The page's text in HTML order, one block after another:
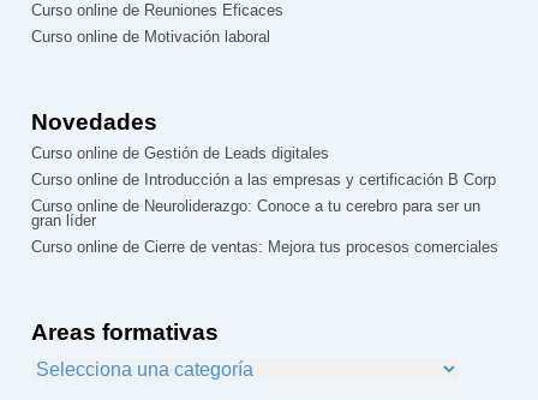
Curso online de Reuniones Eficaces
Curso online de Motivación laboral
Novedades
Curso online de Gestión de Leads digitales
Curso online de Introducción a las empresas y certificación B Corp
Curso online de Neuroliderazgo: Conoce a tu cerebro para ser un
gran líder
Curso online de Cierre de ventas: Mejora tus procesos comerciales
Areas formativas